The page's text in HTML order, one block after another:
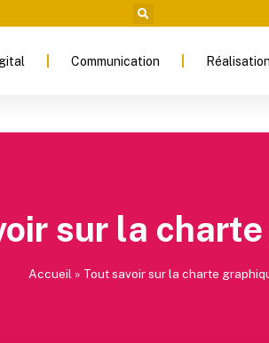
Communication
sur la
Accueil » Tout savoir sur la charte